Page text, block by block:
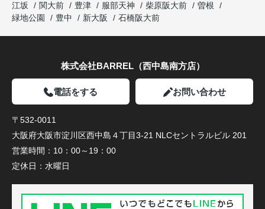
江坂
関大前 豊津 服部天神 柴原阪大前
曽根
緑地公園
豊中 新大阪 石橋阪大前
株式会社BARREL（西中島南方店）
電話をする お問い合わせ
〒532-0011
大阪府大阪市淀川区西中島４丁目3-21 NLCセントラルビル 201
営業時間： 10：00～19：00
定休日： 水曜日